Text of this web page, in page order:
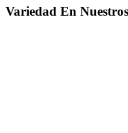
Variedad En